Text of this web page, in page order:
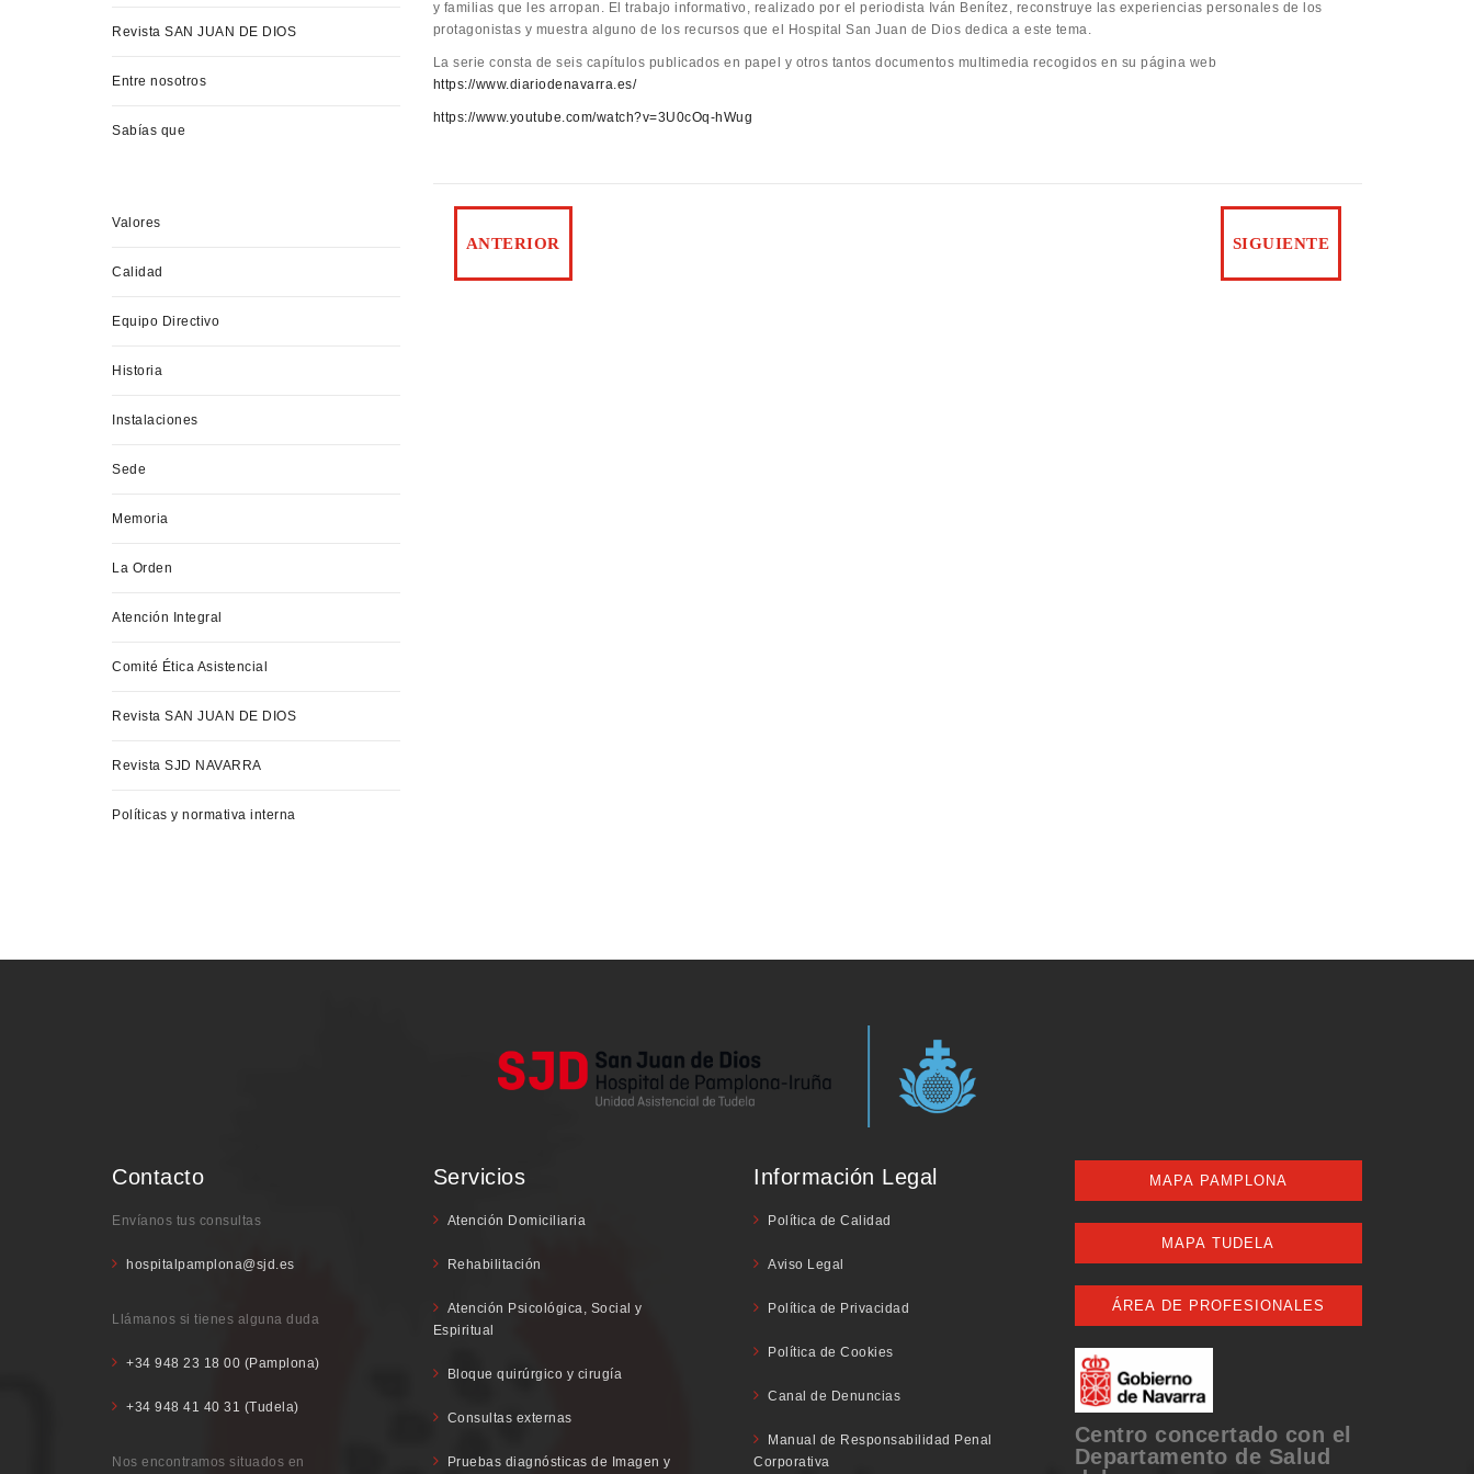
y familias que les arropan. El trabajo informativo, realizado por el periodista Iván Benítez, reconstruye las experiencias personales de los
protagonistas y muestra alguno de los recursos que el Hospital San Juan de Dios dedica a este tema.
La serie consta de seis capítulos publicados en papel y otros tantos documentos multimedia recogidos en su página web
https://www.diariodenavarra.es/
https://www.youtube.com/watch?v=3U0cOq-hWug
Revista SAN JUAN DE DIOS
Entre nosotros
Sabías que
Valores
Calidad
Equipo Directivo
Historia
Instalaciones
Sede
Memoria
La Orden
Atención Integral
Comité Ética Asistencial
Revista SAN JUAN DE DIOS
Revista SJD NAVARRA
Políticas y normativa interna
Contacto
Envíanos tus consultas
hospitalpamplona@sjd.es
Llámanos si tienes alguna duda
+34 948 23 18 00 (Pamplona)
+34 948 41 40 31 (Tudela)
Nos encontramos situados en
Servicios
Atención Domiciliaria
Rehabilitación
Atención Psicológica, Social y
Espiritual
Bloque quirúrgico y cirugía
Consultas externas
Pruebas diagnósticas de Imagen y
Información Legal
Política de Calidad
Aviso Legal
Política de Privacidad
Política de Cookies
Canal de Denuncias
Manual de Responsabilidad Penal
Corporativa
MAPA PAMPLONA
MAPA TUDELA
ÁREA DE PROFESIONALES
Centro concertado con el
Departamento de Salud